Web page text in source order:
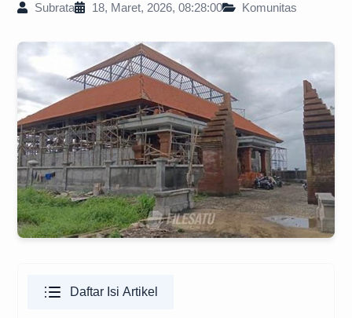
Subrata 18, Maret, 2026, 08:28:00 Komunitas
Daftar Isi Artikel